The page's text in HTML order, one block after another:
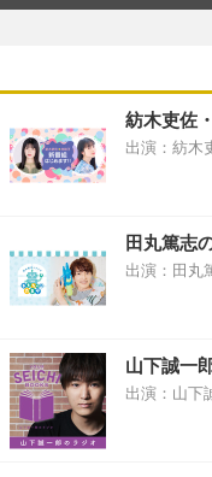
紡木吏佐
出演：紡木
田丸篤志
出演：田丸
山下誠一
出演：山下